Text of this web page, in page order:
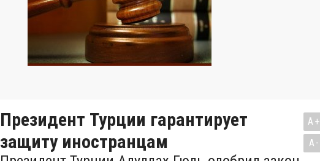
Президент Турции гарантирует
защиту иностранцам
A+
A-